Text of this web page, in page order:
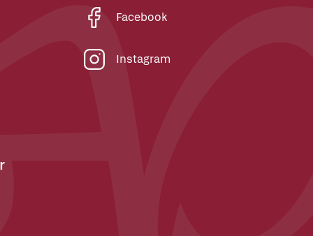
Facebook
Instagram